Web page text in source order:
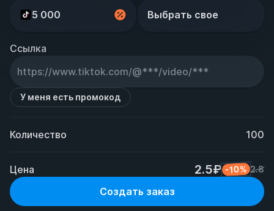
5 000 Выбрать свое
Ссылка
У меня есть промокод
Количество 100
Цена 2.5₽ -10% 2.8
Создать заказ